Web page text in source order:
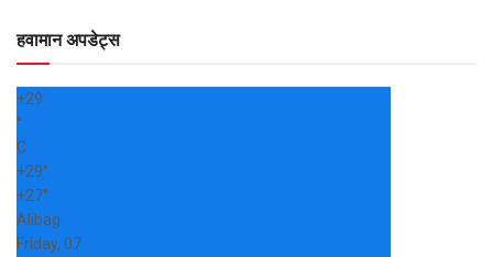
हवामान अपडेट्स
+29
°
C
+29°
+27°
Alibag
Friday, 07